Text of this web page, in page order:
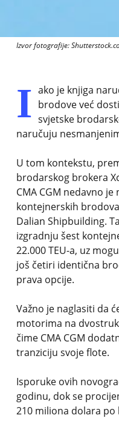
Izvor fotografije:
I ako je knjiga
brodove već
svjetske
naručuju
U tom kontekstu,
brodarskog brokera
CMA CGM nedavno
kontejnerskih
Dalian Shipbuilding.
izgradnju šest
22.000 TEU-a, uz
još četiri identična
prava opcije.
Važno je naglasiti da
motorima na
čime CMA CGM
tranziciju svoje flote.
Isporuke ovih
godinu, dok se
210 miliona dolara po